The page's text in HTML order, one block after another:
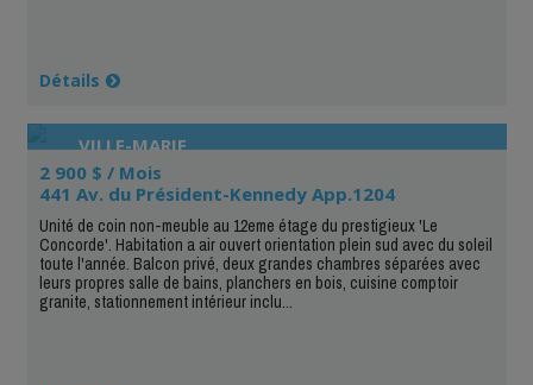
Détails
VILLE-MARIE
2 900 $ / Mois
441 Av. du Président-Kennedy App.1204
Unité de coin non-meuble au 12eme étage du prestigieux 'Le
Concorde'. Habitation a air ouvert orientation plein sud avec du soleil
toute l'année. Balcon privé, deux grandes chambres séparées avec
leurs propres salle de bains, planchers en bois, cuisine comptoir
granite, stationnement intérieur inclu...